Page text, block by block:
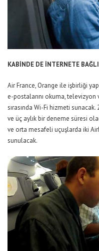
KABİNDE DE İNTERNETE
Air France, Orange ile işbirliği
e-postalarını okuma,
sırasında Wi-Fi hizmeti
ve üç aylık bir deneme süresi
ve orta mesafeli uçuşlarda iki
sunulacak.